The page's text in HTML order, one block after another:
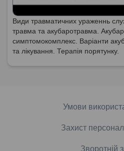
Види травматичних ураженнь
травма та акубаротравма.
симптомокомплекс. Варіанти
та лікування. Терапія порятунку.
Умови
Захист
Зворотній